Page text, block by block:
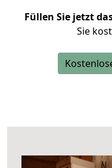
Füllen Sie jetzt
Sie